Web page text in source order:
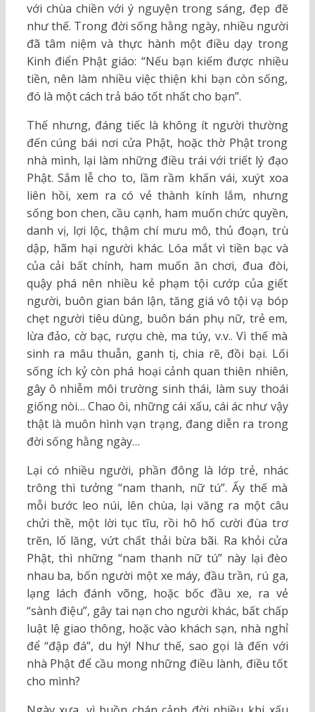
với chùa chiền với ý nguyện trong sáng, đẹp đẽ
như thế. Trong đời sống hằng ngày, nhiều người
đã tâm niệm và thực hành một điều dạy trong
Kinh điển Phật giáo: “Nếu bạn kiếm được nhiều
tiền, nên làm nhiều việc thiện khi bạn còn sống,
đó là một cách trả báo tốt nhất cho bạn”.
Thế nhưng, đáng tiếc là không ít người thường
đến cúng bái nơi cửa Phật, hoặc thờ Phật trong
nhà mình, lại làm những điều trái với triết lý đạo
Phật. Sắm lễ cho to, lầm rầm khấn vái, xuýt xoa
liên hồi, xem ra có vẻ thành kính lắm, nhưng
sống bon chen, cầu cạnh, ham muốn chức quyền,
danh vị, lợi lộc, thậm chí mưu mô, thủ đoạn, trù
dập, hãm hại người khác. Lóa mắt vì tiền bạc và
của cải bất chính, ham muốn ăn chơi, đua đòi,
quậy phá nên nhiều kẻ phạm tội cướp của giết
người, buôn gian bán lận, tăng giá vô tội vạ bóp
chẹt người tiêu dùng, buôn bán phụ nữ, trẻ em,
lừa đảo, cờ bạc, rượu chè, ma túy, v.v.. Vì thế mà
sinh ra mâu thuẫn, ganh tị, chia rẽ, đồi bại. Lối
sống ích kỷ còn phá hoại cảnh quan thiên nhiên,
gây ô nhiễm môi trường sinh thái, làm suy thoái
giống nòi… Chao ôi, những cái xấu, cái ác như vậy
thật là muôn hình vạn trạng, đang diễn ra trong
đời sống hằng ngày…
Lại có nhiều người, phần đông là lớp trẻ, nhác
trông thì tưởng “nam thanh, nữ tú”. Ấy thế mà
mỗi bước leo núi, lên chùa, lại văng ra một câu
chửi thề, một lời tục tĩu, rồi hô hố cười đùa trơ
trẽn, lố lăng, vứt chất thải bừa bãi. Ra khỏi cửa
Phật, thì những “nam thanh nữ tú” này lại đèo
nhau ba, bốn người một xe máy, đầu trần, rú ga,
lạng lách đánh võng, hoặc bốc đầu xe, ra vẻ
“sành điệu”, gây tai nạn cho người khác, bất chấp
luật lệ giao thông, hoặc vào khách sạn, nhà nghỉ
để “đập đá”, du hý! Như thế, sao gọi là đến với
nhà Phật để cầu mong những điều lành, điều tốt
cho mình?